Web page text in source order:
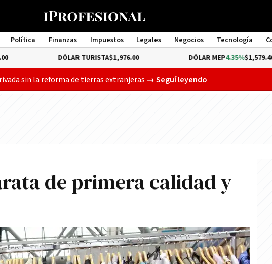
Política Finanzas Impuestos Legales Negocios Tecnología
Management
DÓLAR TURISTA$1,976.00 DÓLAR MEP4.35%$1,579.46
sin la reforma de tierras extranjeras Gobierno busca aprobar lo que
→Seguí leyendo
de primera calidad y